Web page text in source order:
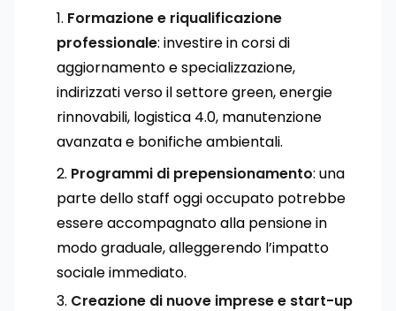
Formazione e riqualificazione
professionale: investire in corsi di
aggiornamento e specializzazione,
indirizzati verso il settore green, energie
rinnovabili, logistica 4.0, manutenzione
avanzata e bonifiche ambientali.
Programmi di prepensionamento: una
parte dello staff oggi occupato potrebbe
essere accompagnato alla pensione in
modo graduale, alleggerendo l’impatto
sociale immediato.
Creazione di nuove imprese e start-up